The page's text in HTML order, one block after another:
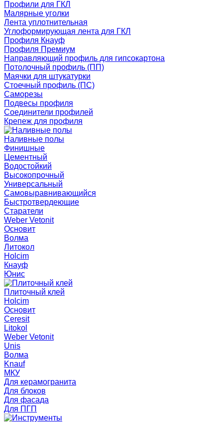
Профили для ГКЛ
Малярные уголки
Лента уплотнительная
Углоформирующая лента для ГКЛ
Профиля Кнауф
Профиля Премиум
Направляющий профиль для гипсокартона
Потолочный профиль (ПП)
Маячки для штукатурки
Стоечный профиль (ПС)
Саморезы
Подвесы профиля
Соединители профилей
Крепеж для профиля
Наливные полы
Финишные
Цементный
Водостойкий
Высокопрочный
Универсальный
Самовыравнивающийся
Быстротвердеющие
Старатели
Weber Vetonit
Основит
Волма
Литокол
Holcim
Кнауф
Юнис
Плиточный клей
Holcim
Основит
Ceresit
Litokol
Weber Vetonit
Unis
Волма
Knauf
МКУ
Для керамогранита
Для блоков
Для фасада
Для ПГП